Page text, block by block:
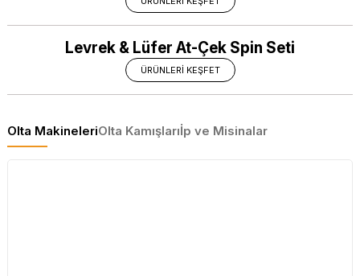
Levrek & Lüfer At-Çek Spin Seti
ÜRÜNLERİ KEŞFET
Olta MakineleriOlta Kamışlarıİp ve Misinalar